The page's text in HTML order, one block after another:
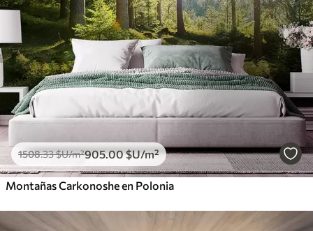
1508.33$U/m²905.00$U/m²
Montañas Carkonoshe en Polonia